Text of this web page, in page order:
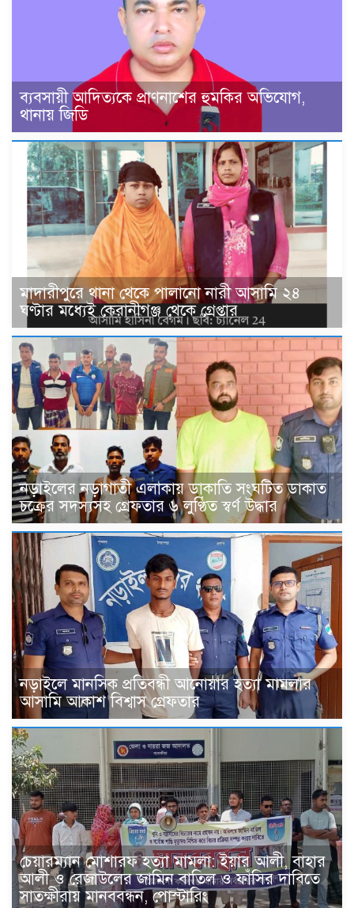
ব্যবসায়ী আদিত্যকে প্রাণনাশের হুমকির অভিযোগ,
থানায় জিডি
মাদারীপুরে থানা থেকে পালানো নারী আসামি ২৪
ঘণ্টার মধ্যেই কেরানীগঞ্জ থেকে গ্রেপ্তার
নড়াইলের নড়াগাতী এলাকায় ডাকাতি সংঘটিত ডাকাত
চক্রের সদস্যসহ গ্রেফতার ৬ লুণ্ঠিত স্বর্ণ উদ্ধার
নড়াইলে মানসিক প্রতিবন্ধী আনোয়ার হত্যা মামলার
আসামি আকাশ বিশ্বাস গ্রেফতার
চেয়ারম্যান মোশারফ হত্যা মামলা: ইয়ার আলী, বাহার
আলী ও রেজাউলের জামিন বাতিল ও ফাঁসির দাবিতে
সাতক্ষীরায় মানববন্ধন, পোস্টারিং